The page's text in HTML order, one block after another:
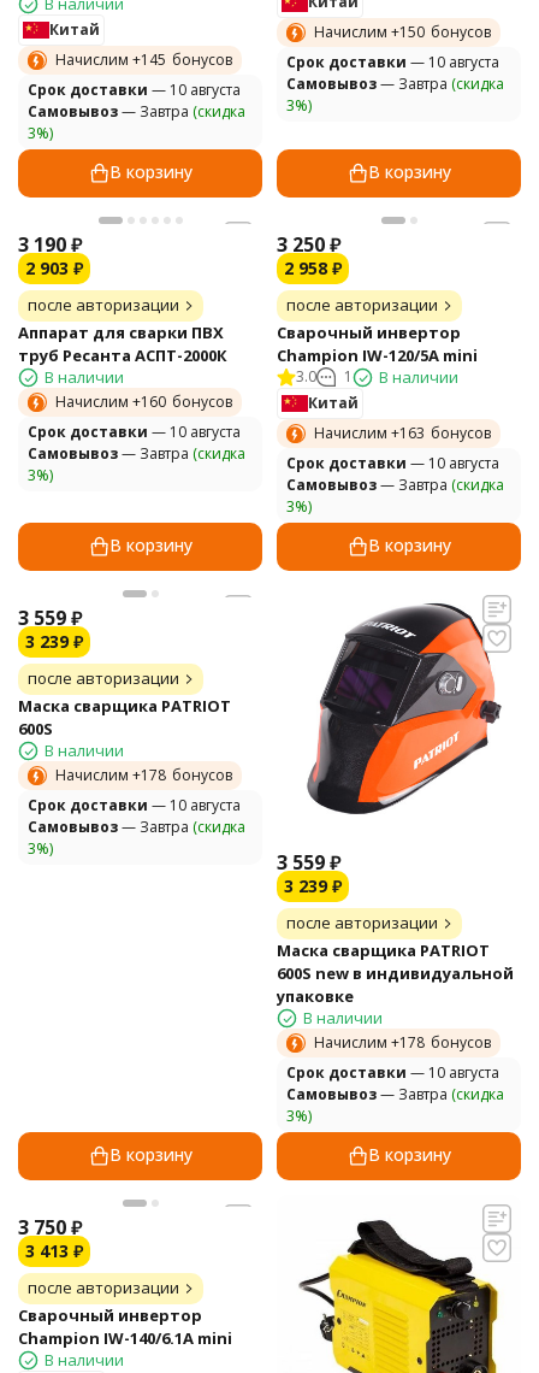
Китай
Начислим +145 бонусов
Cрок доставки — 10 августа
Самовывоз— Завтра (скидка
3%)
В корзину
Начислим +150 бонусов
Cрок доставки — 10 августа
Самовывоз— Завтра (скидка
3%)
В корзину
3 190₽
2 903 ₽
после авторизации
Аппарат для сварки ПВХ
труб Ресанта АСПТ-2000К
В наличии
Начислим +160 бонусов
Cрок доставки — 10 августа
Самовывоз— Завтра (скидка
3%)
В корзину
3 250₽
2 958 ₽
после авторизации
Сварочный инвертор
Champion IW-120/5A mini
3.0 1 В наличии
Китай
Начислим +163 бонусов
Cрок доставки — 10 августа
Самовывоз— Завтра (скидка
3%)
В корзину
3 559₽
3 239 ₽
после авторизации
Маска сварщика PATRIOT
600S
В наличии
Начислим +178 бонусов
Cрок доставки — 10 августа
Самовывоз— Завтра (скидка
3%)
В корзину
3 559₽
3 239 ₽
после авторизации
Маска сварщика PATRIOT
600S new в индивидуальной
упаковке
В наличии
Начислим +178 бонусов
Cрок доставки — 10 августа
Самовывоз— Завтра (скидка
3%)
В корзину
3 750₽
3 413 ₽
после авторизации
Сварочный инвертор
Champion IW-140/6.1A mini
В наличии